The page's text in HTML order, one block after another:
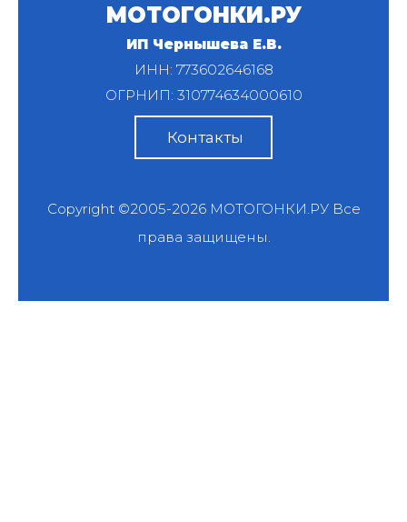
МОТОГОНКИ.РУ
ИП Чернышева Е.В.
ИНН: 773602646168
ОГРНИП: 310774634000610
Контакты
Copyright ©2005-2026 МОТОГОНКИ.РУВсе
права защищены.